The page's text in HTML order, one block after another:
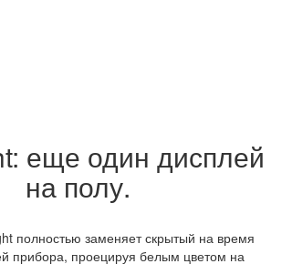
еще один дисплей
на полу.
полностью заменяет скрытый на время
прибора, проецируя белым цветом на